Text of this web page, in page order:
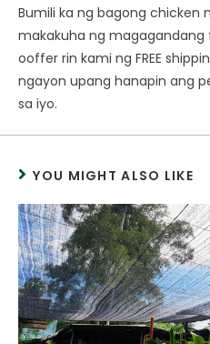
Bumili ka ng bagong chicken
makakuha ng magagandang
ooffer rin kami ng FREE
ngayon upang hanapin ang
sa iyo.
YOU MIGHT ALSO LIKE